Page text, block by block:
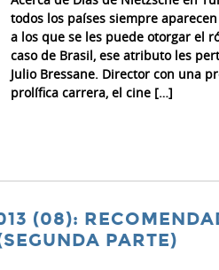
todos los países siempre
a los que se les puede otorgar el
caso de Brasil, ese atributo les
Julio Bressane. Director con una
prolífica carrera, el cine […]
(08):
PARTE)